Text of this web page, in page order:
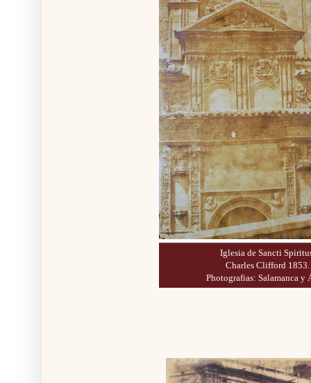
Iglesia de Sancti
Charles Clifford 1853.
Photografias: Salamanca y